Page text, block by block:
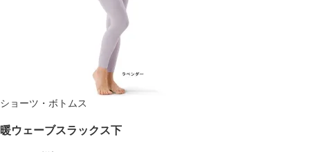
ショーツ・ボトムス
暖ウェーブスラックス下